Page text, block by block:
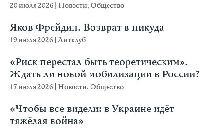
20 июля 2026 Новости,Общество
Яков Фрейдин. Возврат в никуда
19 июля 2026 Литклуб
«Риск перестал быть теоретическим».
Ждать ли новой мобилизации в России?
17 июля 2026 Новости,Общество
«Чтобы все видели: в Украине идёт
тяжёлая война»